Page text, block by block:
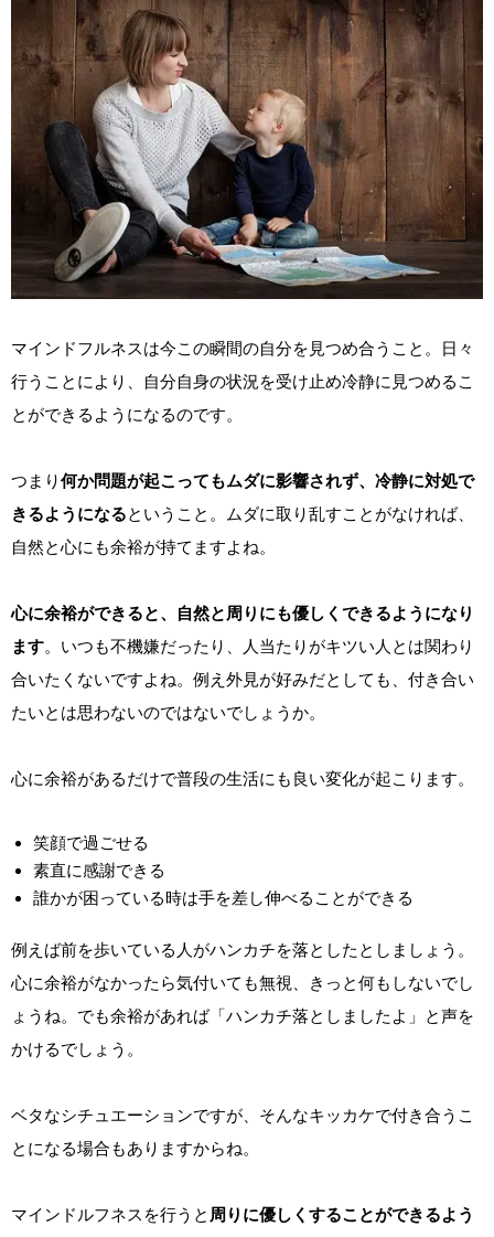
マインドフルネスは今この瞬間の自分を見つめ合うこと。日々
行うことにより、自分自身の状況を受け止め冷静に見つめるこ
とができるようになるのです。
つまり何か問題が起こってもムダに影響されず、冷静に対処で
きるようになるということ。ムダに取り乱すことがなければ、
自然と心にも余裕が持てますよね。
心に余裕ができると、自然と周りにも優しくできるようになり
ます。いつも不機嫌だったり、人当たりがキツい人とは関わり
合いたくないですよね。例え外見が好みだとしても、付き合い
たいとは思わないのではないでしょうか。
心に余裕があるだけで普段の生活にも良い変化が起こります。
笑顔で過ごせる
素直に感謝できる
誰かが困っている時は手を差し伸べることができる
例えば前を歩いている人がハンカチを落としたとしましょう。
心に余裕がなかったら気付いても無視、きっと何もしないでし
ょうね。でも余裕があれば「ハンカチ落としましたよ」と声を
かけるでしょう。
ベタなシチュエーションですが、そんなキッカケで付き合うこ
とになる場合もありますからね。
マインドルフネスを行うと 周りに優しくすることができるよう